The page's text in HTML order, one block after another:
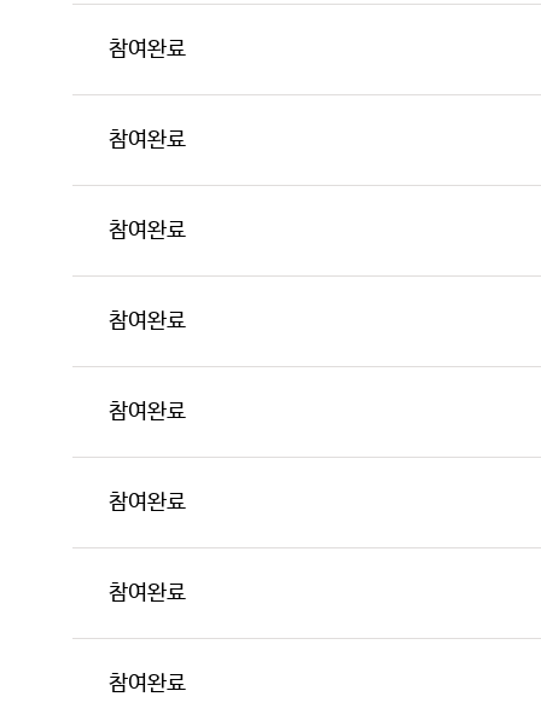
참여완료
참여완료
참여완료
참여완료
참여완료
참여완료
참여완료
참여완료